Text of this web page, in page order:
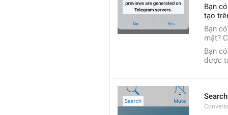
Bạn
tạo
Bạn
mật?
Bạn
được
Search